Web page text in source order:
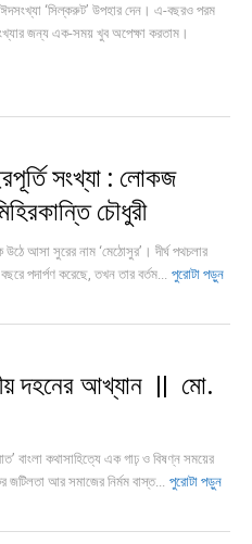
‘সিল্করুট’ উপহার দেন। এ-বছরও পরম
জন্য এক-সময় খুব অপেক্ষা করতাম।
সংখ্যা : লোকজ
চৌধুরী
উঠে আসা সুরের নাম ‘মেঠোসুর’। দীর্ঘ পথচলার
পদার্পণ করেছে, তখন তার বর্তম... পুরোটা পড়ুন
দহনের আখ্যান || মো.
বাংলা কথাসাহিত্যে এক গাঢ় ও বিষণ্ন সময়ের
জটিলতা আর সমাজের নির্মম বাস্ত... পুরোটা পড়ুন